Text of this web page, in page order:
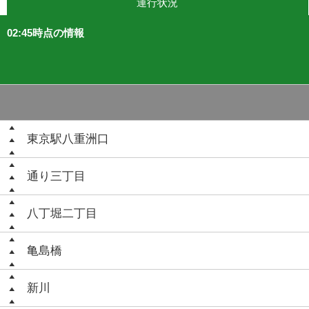
運行状況
02:45時点の情報
東京駅八重洲口
通り三丁目
八丁堀二丁目
亀島橋
新川